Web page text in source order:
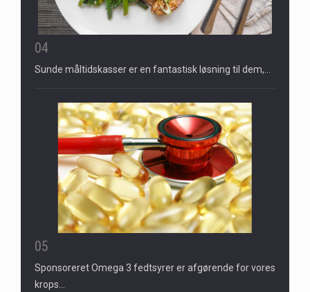
04
Sunde måltidskasser er en fantastisk løsning til dem,…
05
Sponsoreret Omega 3 fedtsyrer er afgørende for vores
krops…